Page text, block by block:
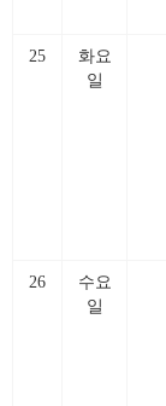
25
화요
일
26
수요
일